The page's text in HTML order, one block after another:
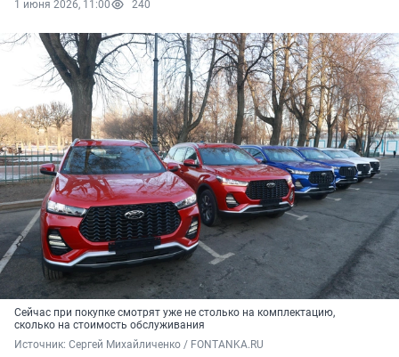
1 июня 2026, 11:00 240
Сейчас при покупке смотрят уже не столько на комплектацию,
сколько на стоимость обслуживания
Источник: Сергей Михайличенко / FONTANKA.RU